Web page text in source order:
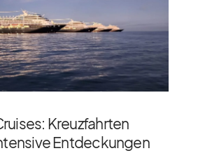
Kreuzfahrten
Entdeckungen